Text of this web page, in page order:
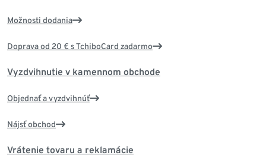
Možnosti dodania
Doprava od 20 € s TchiboCard zadarmo
Vyzdvihnutie v kamennom obchode
Objednať a vyzdvihnúť
Nájsť obchod
Vrátenie tovaru a reklamácie